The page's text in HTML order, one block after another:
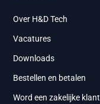
Over H&D Tech
Vacatures
Downloads
Bestellen en betalen
Word een zakelijke klant